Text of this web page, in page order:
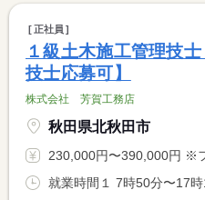
正社員
１級土木施工管理技
技士応募可】
株式会社 芳賀工務店
秋田県北秋田市
230,000円〜390,000円 ※フルタイム求人の場合は月額（
就業時間１ 7時50分〜17